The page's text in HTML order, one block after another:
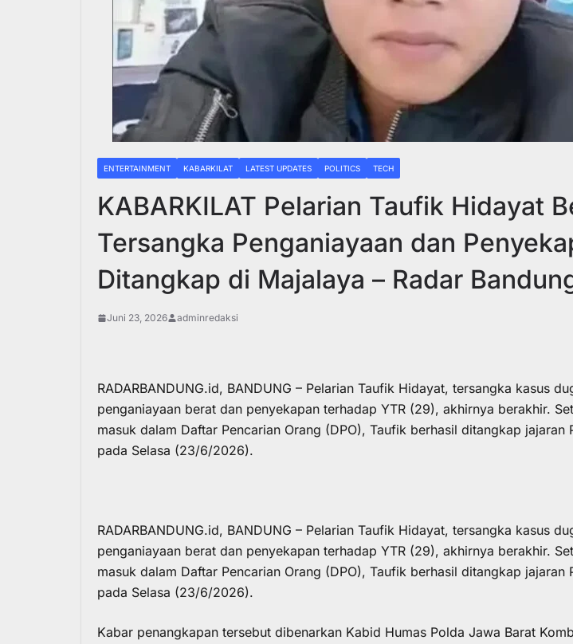
ENTERTAINMENT KABARKILAT LATEST UPDATES POLITICS TECH
KABARKILAT Pelarian Taufik Hidayat
Tersangka Penganiayaan dan
Ditangkap di Majalaya – Radar
Juni 23, 2026 adminredaksi
RADARBANDUNG.id, BANDUNG – Pelarian Taufik Hidayat, tersangka kasus
penganiayaan berat dan penyekapan terhadap YTR (29), akhirnya berakhir.
masuk dalam Daftar Pencarian Orang (DPO), Taufik berhasil ditangkap jajaran
pada Selasa (23/6/2026).
RADARBANDUNG.id, BANDUNG – Pelarian Taufik Hidayat, tersangka kasus
penganiayaan berat dan penyekapan terhadap YTR (29), akhirnya berakhir.
masuk dalam Daftar Pencarian Orang (DPO), Taufik berhasil ditangkap jajaran
pada Selasa (23/6/2026).
Kabar penangkapan tersebut dibenarkan Kabid Humas Polda Jawa Barat